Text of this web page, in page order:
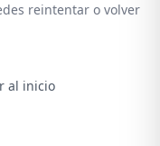
reintentar o volver
al inicio